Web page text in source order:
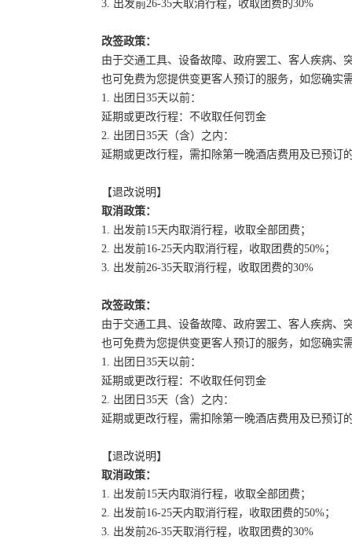
3. 出发前26-35天取消行程，收取团费的30%
改签政策：
由于交通工具、设备故障、政府罢工、客人疾病、
也可免费为您提供变更客人预订的服务，如您确
1. 出团日35天以前：
延期或更改行程：不收取任何罚金
2. 出团日35天（含）之内：
延期或更改行程，需扣除第一晚酒店费用及已预订
【退改说明】
取消政策：
1. 出发前15天内取消行程，收取全部团费；
2. 出发前16-25天内取消行程，收取团费的50%；
3. 出发前26-35天取消行程，收取团费的30%
改签政策：
由于交通工具、设备故障、政府罢工、客人疾病、
也可免费为您提供变更客人预订的服务，如您确
1. 出团日35天以前：
延期或更改行程：不收取任何罚金
2. 出团日35天（含）之内：
延期或更改行程，需扣除第一晚酒店费用及已预订
【退改说明】
取消政策：
1. 出发前15天内取消行程，收取全部团费；
2. 出发前16-25天内取消行程，收取团费的50%；
3. 出发前26-35天取消行程，收取团费的30%